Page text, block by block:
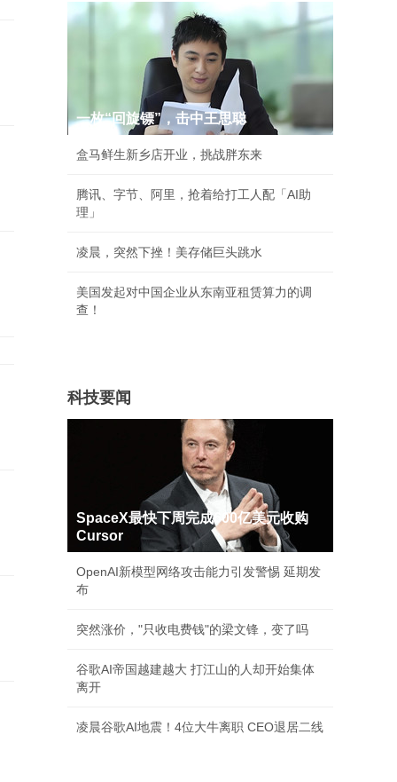
一枚“回旋镖”，击中王思聪
盒马鲜生新乡店开业，挑战胖东来
腾讯、字节、阿里，抢着给打工人配「AI助
理」
凌晨，突然下挫！美存储巨头跳水
美国发起对中国企业从东南亚租赁算力的调
查！
科技要闻
SpaceX最快下周完成600亿美元收购
Cursor
OpenAI新模型网络攻击能力引发警惕 延期发
布
突然涨价，"只收电费钱"的梁文锋，变了吗
谷歌AI帝国越建越大 打江山的人却开始集体
离开
凌晨谷歌AI地震！4位大牛离职 CEO退居二线